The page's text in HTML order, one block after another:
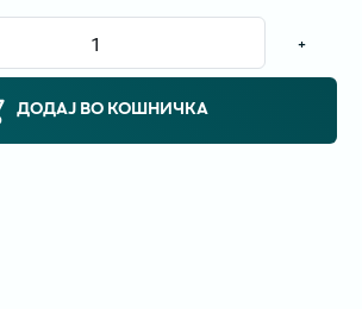
+
ДОДАЈ ВО КОШНИЧКА